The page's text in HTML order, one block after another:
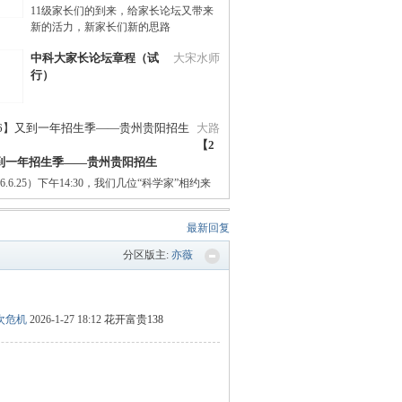
11级家长们的到来，给家长论坛又带来
新的活力，新家长们新的思路
大宋水师
中科大家长论坛章程（试
行）
大路
【2
一年招生季——贵州贵阳招生
）下午14:30，我们几位“科学家”相约来
最新回复
分区版主: 亦薇
危机 2026-1-27 18:12 花开富贵138